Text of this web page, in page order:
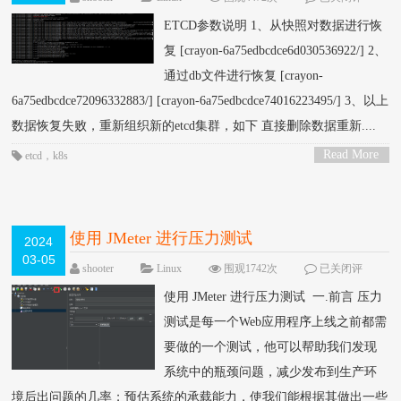
论
ETCD参数说明 1、从快照对数据进行恢
复 [crayon-6a75edbcdce6d030536922/] 2、
通过db文件进行恢复 [crayon-
6a75edbcdce72096332883/] [crayon-6a75edbcdce74016223495/] 3、以上
数据恢复失败，重新组织新的etcd集群，如下 直接删除数据重新....
Read More
etcd ，k8s
2024
03-05
使用 JMeter 进行压力测试
shooter Linux 围观1742次
已关闭评
论
使用 JMeter 进行压力测试 一.前言 压力
测试是每一个Web应用程序上线之前都需
要做的一个测试，他可以帮助我们发现
系统中的瓶颈问题，减少发布到生产环
境后出问题的几率；预估系统的承载能力，使我们能根据其做出一些